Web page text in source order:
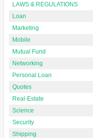
LAWS & REGULATIONS
Loan
Marketing
Mobile
Mutual Fund
Networking
Personal Loan
Quotes
Real-Estate
Science
Security
Shipping